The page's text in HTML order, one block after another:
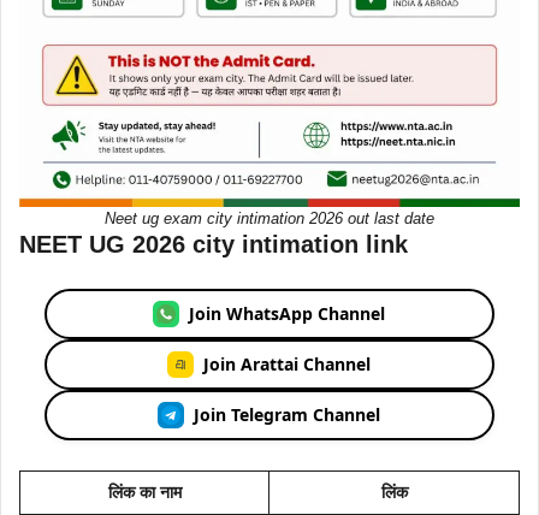
Neet ug exam city intimation 2026 out last date
NEET UG 2026 city intimation link
Join WhatsApp Channel
Join Arattai Channel
Join Telegram Channel
लिंक का नाम लिंक